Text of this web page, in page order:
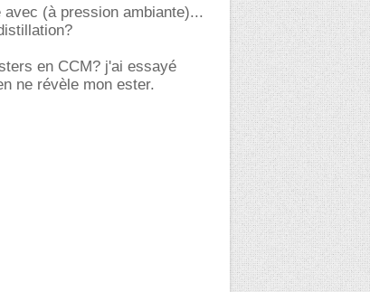
(à pression ambiante)...
en CCM? j'ai essayé
ne révèle mon ester.